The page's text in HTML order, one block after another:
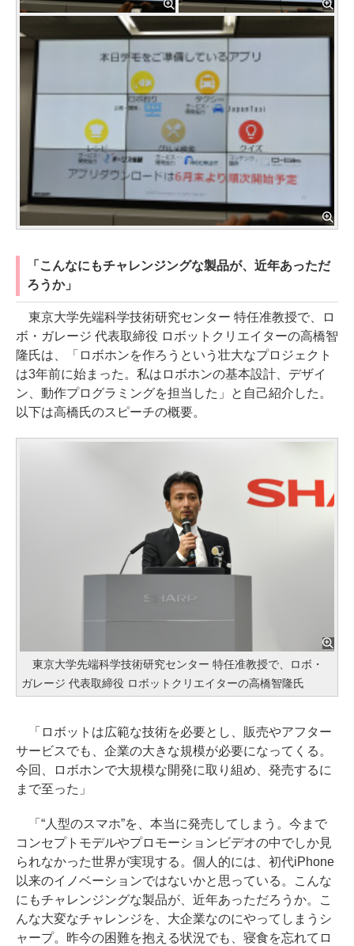
「こんなにもチャレンジングな製品が、近年あっただ
ろうか」
東京大学先端科学技術研究センター 特任准教授で、ロ
ボ・ガレージ 代表取締役 ロボットクリエイターの高橋智
隆氏は、「ロボホンを作ろうという壮大なプロジェクト
は3年前に始まった。私はロボホンの基本設計、デザイ
ン、動作プログラミングを担当した」と自己紹介した。
以下は高橋氏のスピーチの概要。
東京大学先端科学技術研究センター 特任准教授で、ロボ・
ガレージ 代表取締役 ロボットクリエイターの高橋智隆氏
「ロボットは広範な技術を必要とし、販売やアフター
サービスでも、企業の大きな規模が必要になってくる。
今回、ロボホンで大規模な開発に取り組め、発売するに
まで至った」
「“人型のスマホ”を、本当に発売してしまう。今まで
コンセプトモデルやプロモーションビデオの中でしか見
られなかった世界が実現する。個人的には、初代iPhone
以来のイノベーションではないかと思っている。こんな
にもチャレンジングな製品が、近年あっただろうか。こ
んな大変なチャレンジを、大企業なのにやってしまうシ
ャープ。昨今の困難を抱える状況でも、寝食を忘れてロ